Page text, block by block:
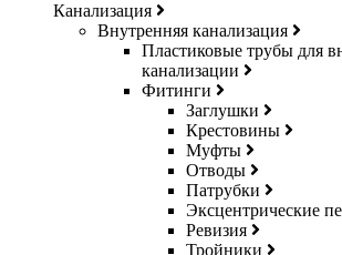
Канализация
Внутренняя канализация
Пластиковые трубы для
канализации
Фитинги
Заглушки
Крестовины
Муфты
Отводы
Патрубки
Эксцентрические
Ревизия
Тройники